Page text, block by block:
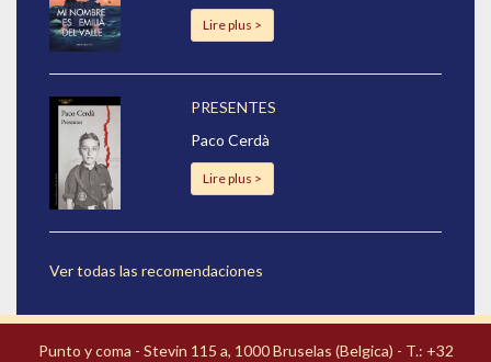
Lire plus >
PRESENTES
Paco Cerdà
Lire plus >
Ver todas las recomendaciones
Punto y coma - Stevin 115 a, 1000 Bruselas (Belgica) - T.: +32